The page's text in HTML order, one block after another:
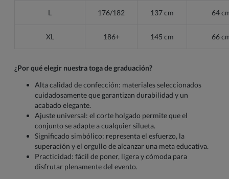
L 176/182 137 cm 64
XL 186+ 145 cm 66
¿Por qué elegir nuestra toga de graduación?
Alta calidad de confección: materiales seleccionados
cuidadosamente que garantizan durabilidad y un
acabado elegante.
Ajuste universal: el corte holgado permite que el
conjunto se adapte a cualquier silueta.
Significado simbólico: representa el esfuerzo, la
superación y el orgullo de alcanzar una meta educativa.
Practicidad: fácil de poner, ligera y cómoda para
disfrutar plenamente del evento.